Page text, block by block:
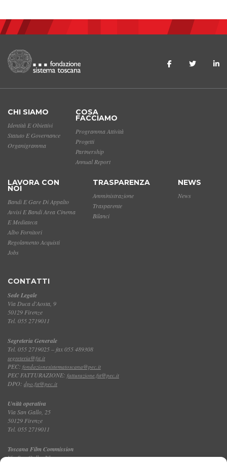
CHI SIAMO
Identità E Obiettivi
Statuto E Governance
Organigramma
COSA
FACCIAMO
Programma Attività
Progetti
Partnership
Annual Report
LAVORA CON
NOI
Bandi E Gare Di Appalto
Avvisi E Bandi Area Cinema
E Mediateca
Albo Fornitori
Regolamento Acquisti
Jobs
TRASPARENZA
Amministrazione
Trasparente
Bilanci
NEWS
News
CONTATTI
Sede Legale
Via Duca d'Aosta, 9
50129 Firenze
Tel. 055 2719011
Segreteria Generale
Tel. 055 2719025 – fax 055 489308
segreteria@fst.it
PEC: fondazionesistematoscana@pec.it
PEC FATTURAZIONE: fatturazione.fst@pec.it
DPO: dpo.fst@pec.it
Unità operativa
Via San Gallo, 25
50129 Firenze
Tel. 055 2719011
Toscana Film Commission
Via San Gallo, 25